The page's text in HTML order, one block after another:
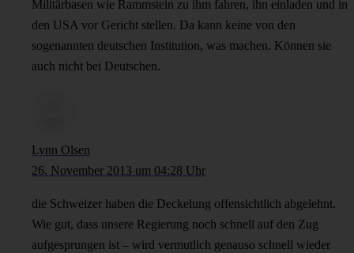
Militärbasen wie Rammstein zu ihm fahren, ihn einladen und in
den USA vor Gericht stellen. Da kann keine von den
sogenannten deutschen Institution, was machen. Können sie
auch nicht bei Deutschen.
Lynn Olsen
26. November 2013 um 04:28 Uhr
die Schweizer haben die Deckelung offensichtlich abgelehnt.
Wie gut, dass unsere Regierung noch schnell auf den Zug
aufgesprungen ist – wird vermutlich genauso schnell wieder